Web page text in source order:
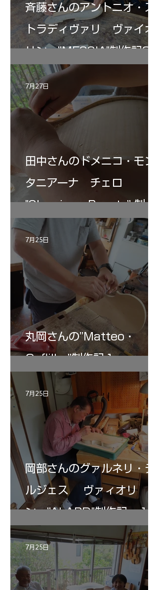
斉藤さんのアントニオ・ス
トラディヴァリ ヴァイオ
リン ”MESSIA"制作記33
田中さんのドメニコ・モン
タニアーナ チェロ
"Sleeping・Beauty” 制作
記 30
7月27日
丸岡さんの”Matteo・
Gofliller”制作記１
7月25日
岡部さんのグァルネリ・デ
ルジェス ヴァィオリ
ン ”ALARD"制作記 １2
7月25日
7月25日